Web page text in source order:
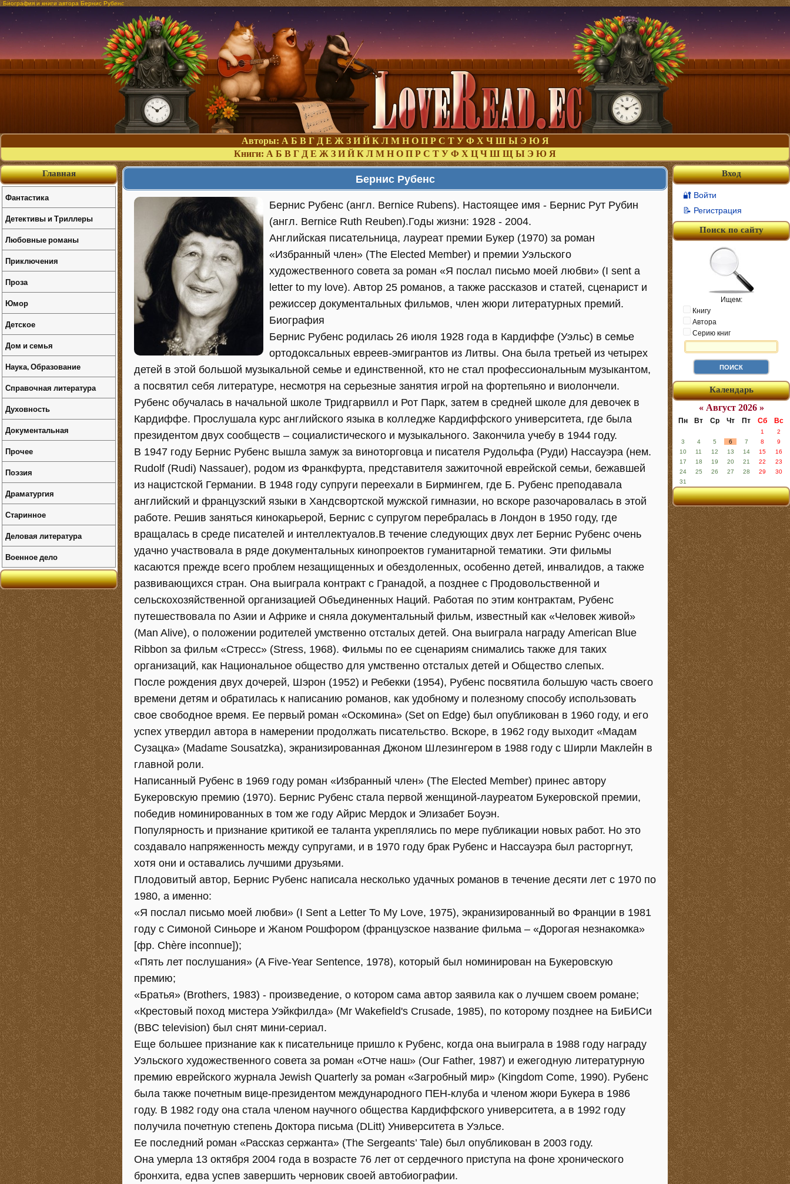
Биография и книги автора Бернис Рубенс
Авторы: А Б В Г Д Е Ж З И Й К Л М Н О П Р С Т У Ф Х Ч Ш Ы Э Ю Я
Книги: А Б В Г Д Е Ж З И Й К Л М Н О П Р С Т У Ф Х Ц Ч Ш Щ Ы Э Ю Я
Бернис Рубенс
Бернис Рубенс (англ. Bernice Rubens). Настоящее имя - Бернис Рут Рубин
(англ. Bernice Ruth Reuben).Годы жизни: 1928 - 2004.
Английская писательница, лауреат премии Букер (1970) за роман
«Избранный член» (The Elected Member) и премии Уэльского
художественного совета за роман «Я послал письмо моей любви» (I sent a
letter to my love). Автор 25 романов, а также рассказов и статей, сценарист и
режиссер документальных фильмов, член жюри литературных премий.
Биография
Бернис Рубенс родилась 26 июля 1928 года в Кардиффе (Уэльс) в семье
ортодоксальных евреев-эмигрантов из Литвы. Она была третьей из четырех
детей в этой большой музыкальной семье и единственной, кто не стал профессиональным музыкантом,
а посвятил себя литературе, несмотря на серьезные занятия игрой на фортепьяно и виолончели.
Рубенс обучалась в начальной школе Тридгарвилл и Рот Парк, затем в средней школе для девочек в
Кардиффе. Прослушала курс английского языка в колледже Кардиффского университета, где была
президентом двух сообществ – социалистического и музыкального. Закончила учебу в 1944 году.
В 1947 году Бернис Рубенс вышла замуж за виноторговца и писателя Рудольфа (Руди) Нассауэра (нем.
Rudolf (Rudi) Nassauer), родом из Франкфурта, представителя зажиточной еврейской семьи, бежавшей
из нацистской Германии. В 1948 году супруги переехали в Бирмингем, где Б. Рубенс преподавала
английский и французский языки в Хандсвортской мужской гимназии, но вскоре разочаровалась в этой
работе. Решив заняться кинокарьерой, Бернис с супругом перебралась в Лондон в 1950 году, где
вращалась в среде писателей и интеллектуалов.В течение следующих двух лет Бернис Рубенс очень
удачно участвовала в ряде документальных кинопроектов гуманитарной тематики. Эти фильмы
касаются прежде всего проблем незащищенных и обездоленных, особенно детей, инвалидов, а также
развивающихся стран. Она выиграла контракт с Гранадой, а позднее с Продовольственной и
сельскохозяйственной организацией Объединенных Наций. Работая по этим контрактам, Рубенс
путешествовала по Азии и Африке и сняла документальный фильм, известный как «Человек живой»
(Man Alive), о положении родителей умственно отсталых детей. Она выиграла награду American Blue
Ribbon за фильм «Стресс» (Stress, 1968). Фильмы по ее сценариям снимались также для таких
организаций, как Национальное общество для умственно отсталых детей и Общество слепых.
После рождения двух дочерей, Шэрон (1952) и Ребекки (1954), Рубенс посвятила большую часть своего
времени детям и обратилась к написанию романов, как удобному и полезному способу использовать
свое свободное время. Ее первый роман «Оскомина» (Set on Edge) был опубликован в 1960 году, и его
успех утвердил автора в намерении продолжать писательство. Вскоре, в 1962 году выходит «Мадам
Сузацка» (Madame Sousatzka), экранизированная Джоном Шлезингером в 1988 году с Ширли Маклейн в
главной роли.
Написанный Рубенс в 1969 году роман «Избранный член» (The Elected Member) принес автору
Букеровскую премию (1970). Бернис Рубенс стала первой женщиной-лауреатом Букеровской премии,
победив номинированных в том же году Айрис Мердок и Элизабет Боуэн.
Популярность и признание критикой ее таланта укреплялись по мере публикации новых работ. Но это
создавало напряженность между супругами, и в 1970 году брак Рубенс и Нассауэра был расторгнут,
хотя они и оставались лучшими друзьями.
Плодовитый автор, Бернис Рубенс написала несколько удачных романов в течение десяти лет с 1970 по
1980, а именно:
«Я послал письмо моей любви» (I Sent a Letter To My Love, 1975), экранизированный во Франции в 1981
году с Симоной Синьоре и Жаном Рошфором (французское название фильма – «Дорогая незнакомка»
[фр. Chère inconnue]);
«Пять лет послушания» (A Five-Year Sentence, 1978), который был номинирован на Букеровскую
премию;
«Братья» (Brothers, 1983) - произведение, о котором сама автор заявила как о лучшем своем романе;
«Крестовый поход мистера Уэйкфилда» (Mr Wakefield's Crusade, 1985), по которому позднее на БиБИСи
(BBC television) был снят мини-сериал.
Еще большее признание как к писательнице пришло к Рубенс, когда она выиграла в 1988 году награду
Уэльского художественного совета за роман «Отче наш» (Our Father, 1987) и ежегодную литературную
премию еврейского журнала Jewish Quarterly за роман «Загробный мир» (Kingdom Come, 1990). Рубенс
была также почетным вице-президентом международного ПЕН-клуба и членом жюри Букера в 1986
году. В 1982 году она стала членом научного общества Кардиффского университета, а в 1992 году
получила почетную степень Доктора письма (DLitt) Университета в Уэльсе.
Ее последний роман «Рассказ сержанта» (The Sergeants’ Tale) был опубликован в 2003 году.
Она умерла 13 октября 2004 года в возрасте 76 лет от сердечного приступа на фоне хронического
бронхита, едва успев завершить черновик своей автобиографии.
Вход
🔐 Войти
📝 Регистрация
Поиск по сайту
Ищем:
Книгу
Автора
Серию книг
Календарь
« Август 2026 »
Пн Вт Ср Чт Пт Сб Вс
1
2
3
4 5 6 7 8
9
10
11 12 13 14 15
16
17
18 19 20 21 22
23
24
25 26 27 28 29
30
31
Главная
Фантастика
Детективы и Триллеры
Любовные романы
Приключения
Проза
Юмор
Детское
Дом и семья
Наука, Образование
Справочная литература
Духовность
Документальная
Прочее
Поэзия
Драматургия
Старинное
Деловая литература
Военное дело